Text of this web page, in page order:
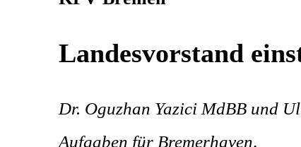
Landesvorstand
Dr. Oguzhan Yazici MdBB und
Aufgaben für Bremerhaven.